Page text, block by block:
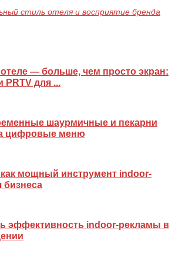
стиль отеля и восприятие бренда
— больше, чем просто экран:
PRTV для ...
шаурмичные и пекарни
цифровые меню
мощный инструмент indoor-
бизнеса
эффективность indoor-рекламы в